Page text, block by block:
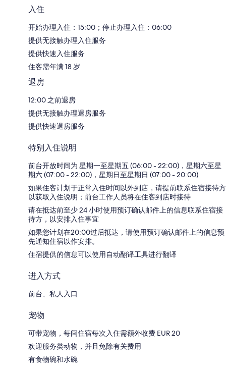
入住
开始办理入住：15:00；停止办理入住：06:00
提供无接触办理入住服务
提供快速入住服务
住客需年满 18 岁
退房
12:00 之前退房
提供无接触办理退房服务
提供快速退房服务
特别入住说明
前台开放时间为 星期一至星期五 (06:00 - 22:00)，星期六至星
期六 (07:00 - 22:00)，星期日至星期日 (07:00 - 20:00)
如果住客计划于正常入住时间以外到店，请提前联系住宿接待方
以获取入住说明；前台工作人员将在住客到店时接待
请在抵达前至少 24 小时使用预订确认邮件上的信息联系住宿接
待方，以安排入住事宜
如果您计划在20:00过后抵达，请使用预订确认邮件上的信息预
先通知住宿以作安排。
住宿提供的信息可以使用自动翻译工具进行翻译
进入方式
前台、私人入口
宠物
可带宠物，每间住宿每次入住需额外收费 EUR 20
欢迎服务类动物，并且免除有关费用
有食物碗和水碗